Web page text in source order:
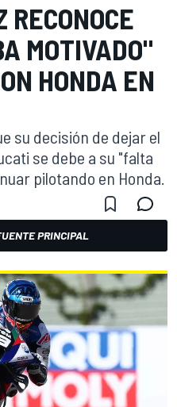
MOTIVADO"
HONDA EN
su decisión de dejar el
se debe a su "falta
pilotando en Honda.
PRINCIPAL